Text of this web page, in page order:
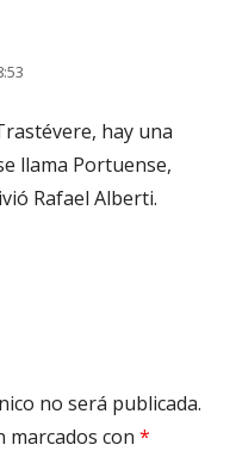
hay una
llama Portuense,
Rafael Alberti.
no será publicada.
marcados con *